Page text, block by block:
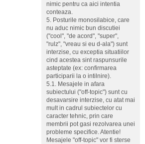
nimic pentru ca aici intentia
conteaza.
5. Posturile monosilabice, care
nu aduc nimic bun discutiei
("cool", "de acord", "super",
"rulz", "vreau si eu d-ala") sunt
interzise, cu exceptia situatiilor
cind acestea sint raspunsurile
asteptate (ex: confirmarea
participarii la o intilnire).
5.1. Mesajele in afara
subiectului ("off-topic") sunt cu
desavarsire interzise, cu atat mai
mult in cadrul subiectelor cu
caracter tehnic, prin care
membrii pot gasi rezolvarea unei
probleme specifice. Atentie!
Mesajele "off-topic" vor fi sterse